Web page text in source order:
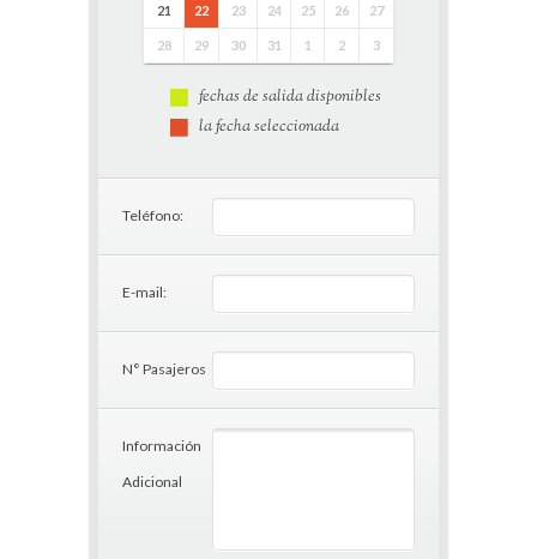
21 22 23 24 25 26 27
28 29 30 31 1 2 3
fechas de salida disponibles
la fecha seleccionada
Teléfono:
E-mail:
N° Pasajeros
Información
Adicional